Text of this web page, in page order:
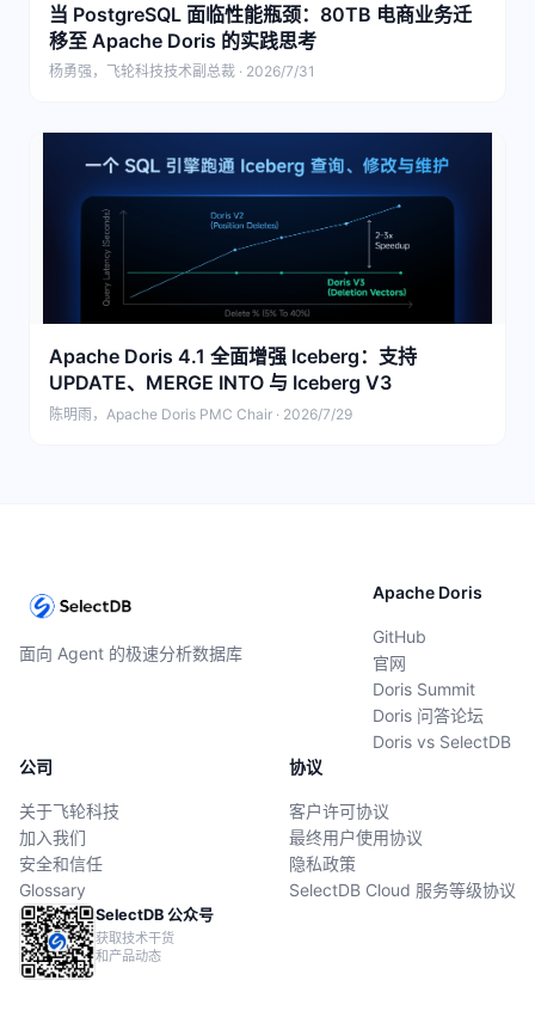
当 PostgreSQL 面临性能瓶颈：80TB 电商业务迁
移至 Apache Doris 的实践思考
杨勇强，飞轮科技技术副总裁 · 2026/7/31
Apache Doris 4.1 全面增强 Iceberg：支持
UPDATE、MERGE INTO 与 Iceberg V3
陈明雨，Apache Doris PMC Chair · 2026/7/29
面向 Agent 的极速分析数据库
Apache Doris
GitHub
官网
Doris Summit
Doris 问答论坛
Doris vs SelectDB
公司
关于飞轮科技
加入我们
安全和信任
Glossary
协议
客户许可协议
最终用户使用协议
隐私政策
SelectDB Cloud 服务等级协议
SelectDB 公众号
获取技术干货
和产品动态